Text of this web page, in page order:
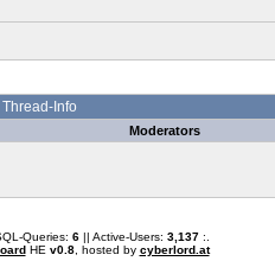
Thread-Info
Moderators
Queries: 6|| Active-Users: 3,137:.
HE v0.8, hosted by cyberlord.at